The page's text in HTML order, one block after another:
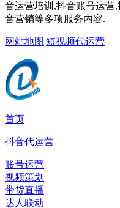
音运营培训,抖音账号运营
音营销等多项服务内容.
网站地图|短视频代运营
首页
抖音代运营
账号运营
视频策划
带货直播
达人联动